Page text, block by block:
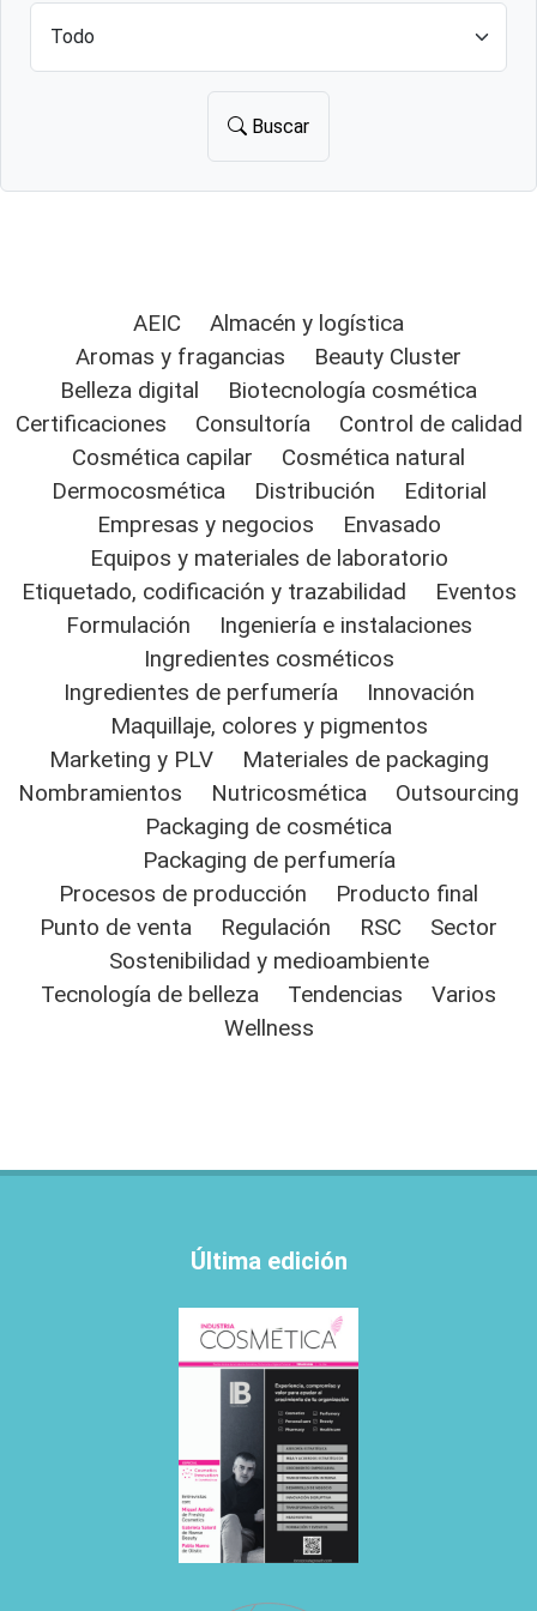
Buscar
AEIC
Almacén y logística
Aromas y fragancias
Beauty Cluster
Belleza digital
Biotecnología cosmética
Certificaciones
Consultoría
Control de calidad
Cosmética capilar
Cosmética natural
Dermocosmética
Distribución
Editorial
Empresas y negocios
Envasado
Equipos y materiales de laboratorio
Etiquetado, codificación y trazabilidad
Eventos
Formulación
Ingeniería e instalaciones
Ingredientes cosméticos
Ingredientes de perfumería
Innovación
Maquillaje, colores y pigmentos
Marketing y PLV
Materiales de packaging
Nombramientos
Nutricosmética
Outsourcing
Packaging de cosmética
Packaging de perfumería
Procesos de producción
Producto final
Punto de venta
Regulación RSC
Sector
Sostenibilidad y medioambiente
Tecnología de belleza
Tendencias
Varios
Wellness
Última edición